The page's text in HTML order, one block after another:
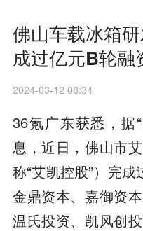
佛山车载冰箱
成过亿元B轮融
2024-03-12 08:34
36氪广东获悉，据
息，近日，佛山市
称“艾凯控股”）完
金鼎资本、嘉御资
温氏投资、凯风创